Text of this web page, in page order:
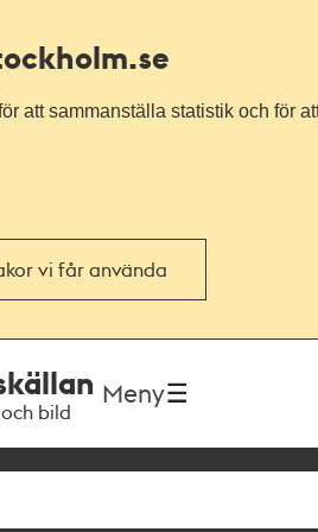
att sammanställa statistik och för
vi får använda
bild
Meny